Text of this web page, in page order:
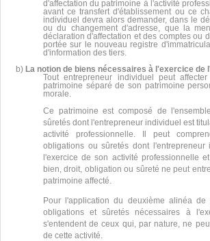
d'affectation du patrimoine à l'activité
avant ce transfert d'établissement ou ce
individuel devra alors demander, dans le
ou du changement d'adresse, que la
déclaration d'affectation et des comptes ou
portée sur le nouveau registre
d'information des tiers.
b) La notion de biens nécessaires à l'exercice de
Tout entrepreneur individuel peut
patrimoine séparé de son patrimoine
morale.
Ce patrimoine est composé de
sûretés dont l'entrepreneur individuel est
activité professionnelle. Il peut
obligations ou sûretés dont
l'exercice de son activité professionnelle
bien, droit, obligation ou sûreté ne peut
patrimoine affecté.
Pour l'application du deuxième alinéa
obligations et sûretés nécessaires à
s'entendent de ceux qui, par nature, ne
de cette activité.